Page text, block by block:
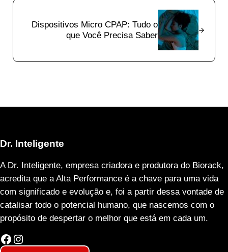
Next Post:
Dispositivos Micro CPAP: Tudo o
que Você Precisa Saber
Dr. Inteligente
A Dr. Inteligente, empresa criadora e produtora do Biorack,
acredita que a Alta Performance é a chave para uma vida
com significado e evolução e, foi a partir dessa vontade de
catalisar todo o potencial humano, que nascemos com o
propósito de despertar o melhor que está em cada um.
Facebook
Instagram